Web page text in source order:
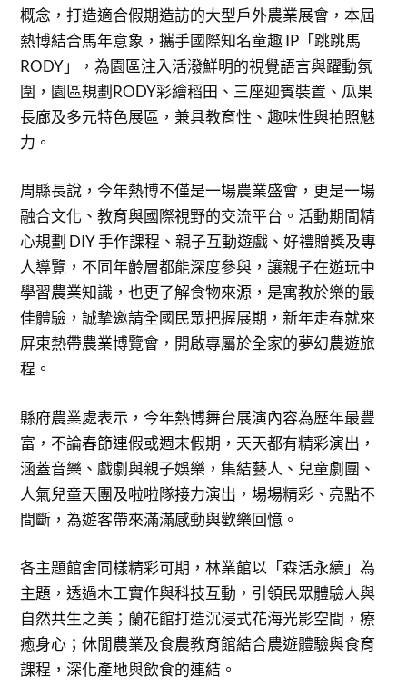
概念，打造適合假期造訪的大型戶外農業展會，本屆
熱博結合馬年意象，攜手國際知名童趣 IP「跳跳馬
RODY」，為園區注入活潑鮮明的視覺語言與躍動氛
圍，園區規劃RODY彩繪稻田、三座迎賓裝置、瓜果
長廊及多元特色展區，兼具教育性、趣味性與拍照魅
力。
周縣長說，今年熱博不僅是一場農業盛會，更是一場
融合文化、教育與國際視野的交流平台。活動期間精
心規劃 DIY 手作課程、親子互動遊戲、好禮贈獎及專
人導覽，不同年齡層都能深度參與，讓親子在遊玩中
學習農業知識，也更了解食物來源，是寓教於樂的最
佳體驗，誠摯邀請全國民眾把握展期，新年走春就來
屏東熱帶農業博覽會，開啟專屬於全家的夢幻農遊旅
程。
縣府農業處表示，今年熱博舞台展演內容為歷年最豐
富，不論春節連假或週末假期，天天都有精彩演出，
涵蓋音樂、戲劇與親子娛樂，集結藝人、兒童劇團、
人氣兒童天團及啦啦隊接力演出，場場精彩、亮點不
間斷，為遊客帶來滿滿感動與歡樂回憶。
各主題館舍同樣精彩可期，林業館以「森活永續」為
主題，透過木工實作與科技互動，引領民眾體驗人與
自然共生之美；蘭花館打造沉浸式花海光影空間，療
癒身心；休閒農業及食農教育館結合農遊體驗與食育
課程，深化產地與飲食的連結。